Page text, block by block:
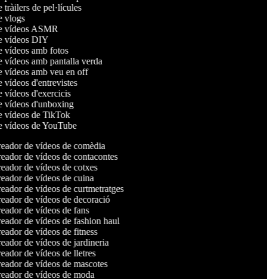
tràilers de pel·lícules
vlogs
vídeos ASMR
vídeos DIY
vídeos amb fotos
vídeos amb pantalla verda
vídeos amb veu en off
vídeos d'entrevistes
vídeos d'exercicis
vídeos d'unboxing
vídeos de TikTok
vídeos de YouTube
de vídeos de comèdia
de vídeos de contacontes
de vídeos de cotxes
de vídeos de cuina
de vídeos de curtmetratges
de vídeos de decoració
de vídeos de fans
de vídeos de fashion haul
de vídeos de fitness
de vídeos de jardineria
de vídeos de lletres
de vídeos de mascotes
de vídeos de moda